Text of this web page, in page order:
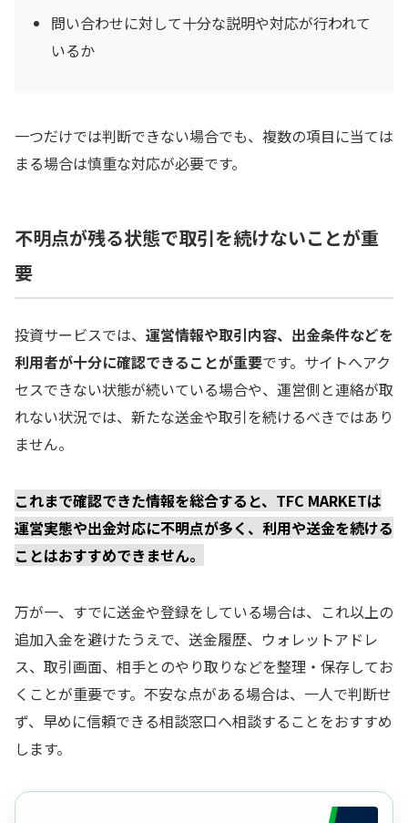
問い合わせに対して十分な説明や対応が行われて
いるか
一つだけでは判断できない場合でも、複数の項目に当ては
まる場合は慎重な対応が必要です。
不明点が残る状態で取引を続けないことが重
要
投資サービスでは、 運営情報や取引内容、出金条件などを
利用者が十分に確認できることが重要です。サイトへアク
セスできない状態が続いている場合や、運営側と連絡が取
れない状況では、新たな送金や取引を続けるべきではあり
ません。
これまで確認できた情報を総合すると、TFC MARKETは
運営実態や出金対応に不明点が多く、利用や送金を続ける
ことはおすすめできません。
万が一、すでに送金や登録をしている場合は、これ以上の
追加入金を避けたうえで、送金履歴、ウォレットアドレ
ス、取引画面、相手とのやり取りなどを整理・保存してお
くことが重要です。不安な点がある場合は、一人で判断せ
ず、早めに信頼できる相談窓口へ相談することをおすすめ
します。